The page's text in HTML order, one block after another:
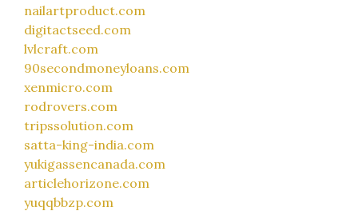
nailartproduct.com
digitactseed.com
lvlcraft.com
90secondmoneyloans.com
xenmicro.com
rodrovers.com
tripssolution.com
satta-king-india.com
yukigassencanada.com
articlehorizone.com
yuqqbbzp.com